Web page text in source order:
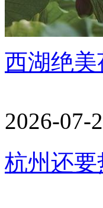
西湖绝
2026-
杭州还